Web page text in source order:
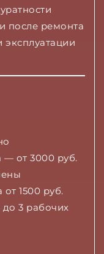
после ремонта
эксплуатации
— от 3000 руб.
1500 руб.
3 рабочих